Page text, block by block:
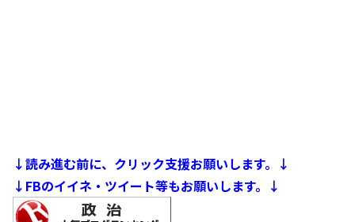
↓読み進む前に、クリック支援お願いします。↓
↓FBのイイネ・ツイート等もお願いします。↓